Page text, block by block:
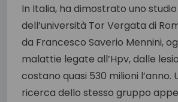
In Italia, ha dimostrato uno
dell’università Tor Vergata di
da Francesco Saverio Mennini,
malattie legate all’Hpv, dalle
costano quasi 530 milioni l’anno.
ricerca dello stesso gruppo